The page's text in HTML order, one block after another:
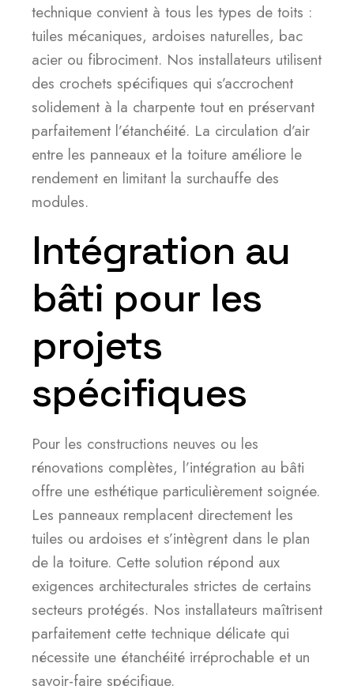
technique convient à tous les types de toits :
tuiles mécaniques, ardoises naturelles, bac
acier ou fibrociment. Nos installateurs utilisent
des crochets spécifiques qui s’accrochent
solidement à la charpente tout en préservant
parfaitement l’étanchéité. La circulation d’air
entre les panneaux et la toiture améliore le
rendement en limitant la surchauffe des
modules.
Intégration au
bâti pour les
projets
spécifiques
Pour les constructions neuves ou les
rénovations complètes, l’intégration au bâti
offre une esthétique particulièrement soignée.
Les panneaux remplacent directement les
tuiles ou ardoises et s’intègrent dans le plan
de la toiture. Cette solution répond aux
exigences architecturales strictes de certains
secteurs protégés. Nos installateurs maîtrisent
parfaitement cette technique délicate qui
nécessite une étanchéité irréprochable et un
savoir-faire spécifique.